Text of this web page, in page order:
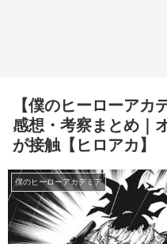
【僕のヒーローアカ
感想・考察まとめ｜
が接触【ヒロアカ】
僕のヒーローアカデミア